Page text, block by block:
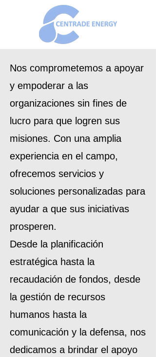
Nos comprometemos a apoyar
y empoderar a las
organizaciones sin fines de
lucro para que logren sus
misiones. Con una amplia
experiencia en el campo,
ofrecemos servicios y
soluciones personalizadas para
ayudar a que sus iniciativas
prosperen.
Desde la planificación
estratégica hasta la
recaudación de fondos, desde
la gestión de recursos
humanos hasta la
comunicación y la defensa, nos
dedicamos a brindar el apoyo